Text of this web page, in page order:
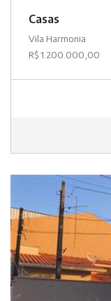
Casas
Vila Harmonia
R$ 1.200.000,00